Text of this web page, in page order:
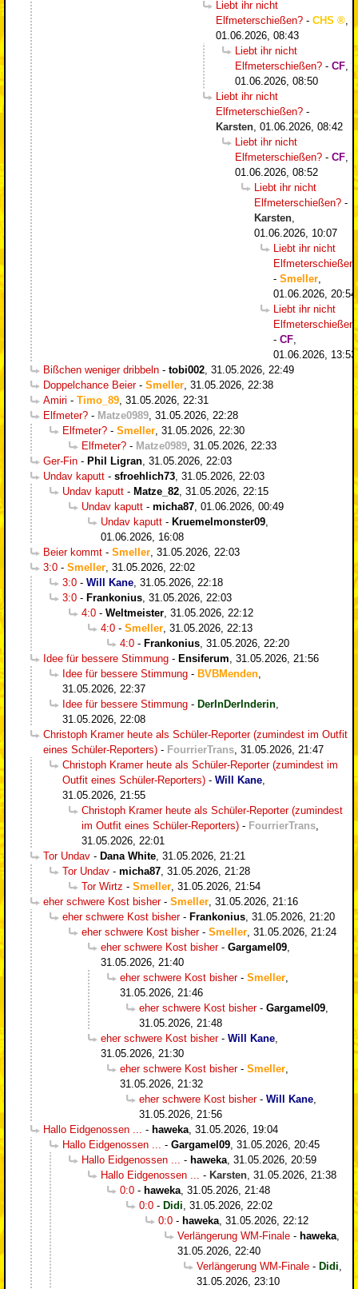
Liebt ihr nicht
Elfmeterschießen? - CHS
01.06.2026, 08:43
Liebt ihr nicht
Elfmeterschießen? - CF
01.06.2026, 08:50
Liebt ihr nicht
Elfmeterschießen? -
Karsten 01.06.2026, 08:42
Liebt ihr nicht
Elfmeterschießen? - CF
01.06.2026, 08:52
Liebt ihr nicht
Elfmeterschießen? -
Karsten
01.06.2026, 10:07
Liebt ihr nicht
- Smeller
01.06.2026, 20:54
Liebt ihr nicht
- CF
01.06.2026, 13:53
Bißchen weniger dribbeln - tobi002 31.05.2026, 22:49
Doppelchance Beier- Smeller 31.05.2026, 22:38
Amiri - Timo_89 31.05.2026, 22:31
Elfmeter? - Matze0989 31.05.2026, 22:28
Elfmeter? - Smeller 31.05.2026, 22:30
Elfmeter? - Matze0989 31.05.2026, 22:33
Ger-Fin - Phil Ligran 31.05.2026, 22:03
Undav kaputt - sfroehlich73 31.05.2026, 22:03
Undav kaputt - Matze_82 31.05.2026, 22:15
Undav kaputt - micha87 01.06.2026, 00:49
Undav kaputt - Kruemelmonster09
01.06.2026, 16:08
Beier kommt - Smeller 31.05.2026, 22:03
3:0 - Smeller 31.05.2026, 22:02
3:0 - Will Kane 31.05.2026, 22:18
3:0 - Frankonius 31.05.2026, 22:03
4:0 - Weltmeister 31.05.2026, 22:12
4:0 - Smeller 31.05.2026, 22:13
4:0 - Frankonius 31.05.2026, 22:20
Idee für bessere Stimmung - Ensiferum 31.05.2026, 21:56
Idee für bessere Stimmung - BVBMenden
31.05.2026, 22:37
Idee für bessere Stimmung - DerInDerInderin
31.05.2026, 22:08
Christoph Kramer heute als Schüler-Reporter (zumindest im Outfit
eines Schüler-Reporters) - FourrierTrans 31.05.2026, 21:47
Christoph Kramer heute als Schüler-Reporter (zumindest im
Outfit eines Schüler-Reporters) - Will Kane
31.05.2026, 21:55
Christoph Kramer heute als Schüler-Reporter (zumindest
im Outfit eines Schüler-Reporters) - FourrierTrans
31.05.2026, 22:01
Tor Undav - Dana White 31.05.2026, 21:21
Tor Undav - micha87 31.05.2026, 21:28
Tor Wirtz - Smeller 31.05.2026, 21:54
eher schwere Kost bisher- Smeller 31.05.2026, 21:16
eher schwere Kost bisher- Frankonius 31.05.2026, 21:20
eher schwere Kost bisher- Smeller 31.05.2026, 21:24
eher schwere Kost bisher- Gargamel09
31.05.2026, 21:40
eher schwere Kost bisher- Smeller
31.05.2026, 21:46
eher schwere Kost bisher- Gargamel09
31.05.2026, 21:48
eher schwere Kost bisher- Will Kane
31.05.2026, 21:30
eher schwere Kost bisher- Smeller
31.05.2026, 21:32
eher schwere Kost bisher- Will Kane
31.05.2026, 21:56
Hallo Eidgenossen ...
- haweka 31.05.2026, 19:04
Hallo Eidgenossen ...
- Gargamel09 31.05.2026, 20:45
Hallo Eidgenossen ...
- haweka 31.05.2026, 20:59
Hallo Eidgenossen ...
- Karsten 31.05.2026, 21:38
0:0 - haweka 31.05.2026, 21:48
0:0 - Didi 31.05.2026, 22:02
0:0 - haweka 31.05.2026, 22:12
Verlängerung WM-Finale - haweka
31.05.2026, 22:40
Verlängerung WM-Finale - Didi
31.05.2026, 23:10